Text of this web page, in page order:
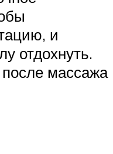
и
отдохнуть.
массажа